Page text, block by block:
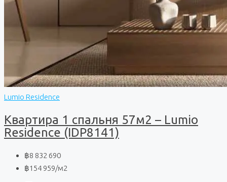
Lumio Residence
Квартира 1 спальня 57м2 – Lumio
Residence (IDP8141)
฿8 832 690
฿154 959/м2